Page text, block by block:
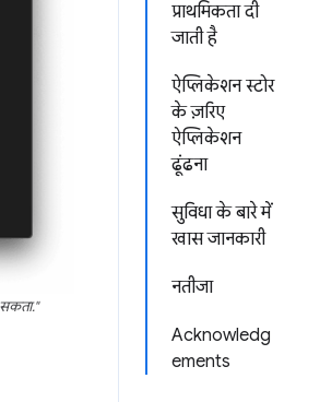
प्राथमिकता दी
जाती है
ऐप्लिकेशन स्टोर
के ज़रिए
ऐप्लिकेशन
ढूंढना
सुविधा के बारे में
खास जानकारी
नतीजा
Acknowledg
ements